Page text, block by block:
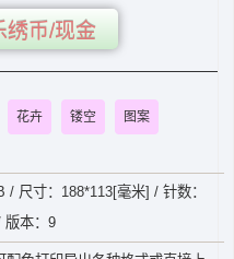
绣币/现金
花卉 镂空 图案
尺寸：188*113[毫米] / 针数：
版本：9